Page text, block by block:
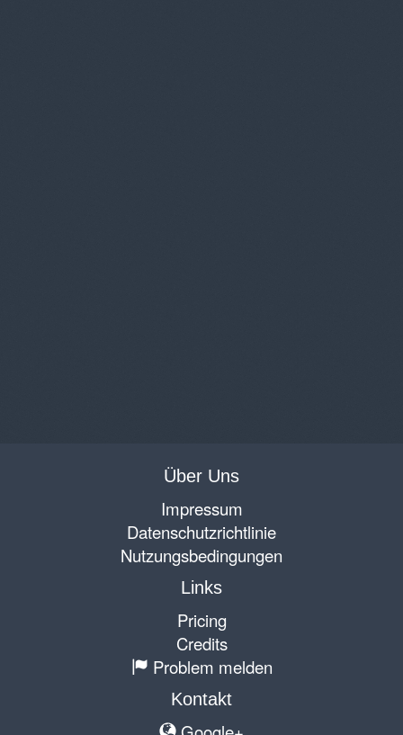
Über Uns
Impressum
Datenschutzrichtlinie
Nutzungsbedingungen
Links
Pricing
Credits
Problem melden
Kontakt